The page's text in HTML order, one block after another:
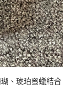
、琥珀蜜蠟結合